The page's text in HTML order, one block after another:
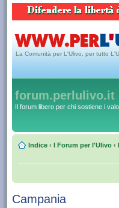
La Comunità per L'Ulivo, per tutto
forum.perlulivo.it
Il forum libero per chi sostiene i
Indice ‹ I Forum per l'Ulivo ‹
Campania